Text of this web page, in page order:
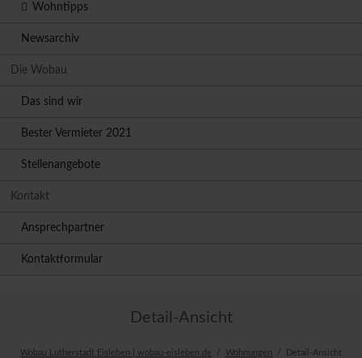
Wohntipps
Newsarchiv
Die Wobau
Das sind wir
Bester Vermieter 2021
Stellenangebote
Kontakt
Ansprechpartner
Kontaktformular
Detail-Ansicht
Wobau Lutherstadt Eisleben | wobau-eisleben.de Wohnungen Detail-Ansicht